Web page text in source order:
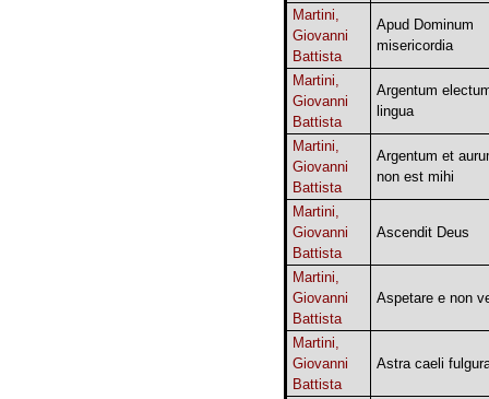
Martini,
Giovanni
Battista
Apud Dominum
misericordia
Martini,
Giovanni
Battista
Argentum
lingua
Martini,
Giovanni
Battista
Argentum et
non est mihi
Martini,
Giovanni
Battista
Ascendit Deus
Martini,
Giovanni
Battista
Aspetare e non
Martini,
Giovanni
Battista
Astra caeli